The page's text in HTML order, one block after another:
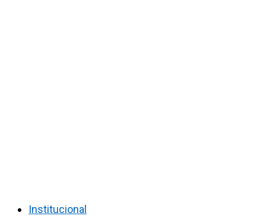
Institucional